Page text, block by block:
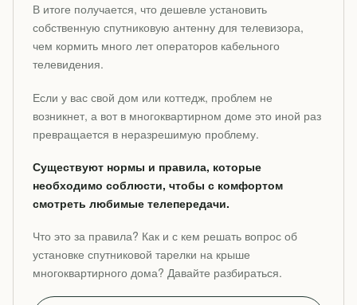
В итоге получается, что дешевле установить
собственную спутниковую антенну для телевизора,
чем кормить много лет операторов кабельного
телевидения.
Если у вас свой дом или коттедж, проблем не
возникнет, а вот в многоквартирном доме это иной раз
превращается в неразрешимую проблему.
Существуют нормы и правила, которые
необходимо соблюсти, чтобы с комфортом
смотреть любимые телепередачи.
Что это за правила? Как и с кем решать вопрос об
установке спутниковой тарелки на крыше
многоквартирного дома? Давайте разбираться.